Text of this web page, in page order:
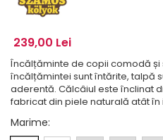
239,00 Lei
Încălțăminte de copii comodă
încălțămintei sunt întărite, talpă
aderentă. Călcâiul este înclinat
fabricat din piele naturală atât în
Marime: